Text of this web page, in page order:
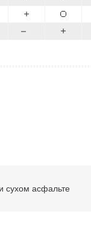
сухом асфальте